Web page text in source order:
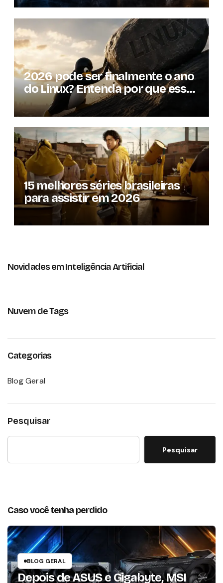
2026 pode ser finalmente o ano
do Linux? Entenda por que essa
previsão voltou à tona
15 melhores séries brasileiras
para assistir em 2026
Novidades em Inteligência Artificial
Nuvem de Tags
Categorias
Blog Geral
Pesquisar
Pesquisar
Caso você tenha perdido
BLOG GERAL
Depois de ASUS e Gigabyte, MSI